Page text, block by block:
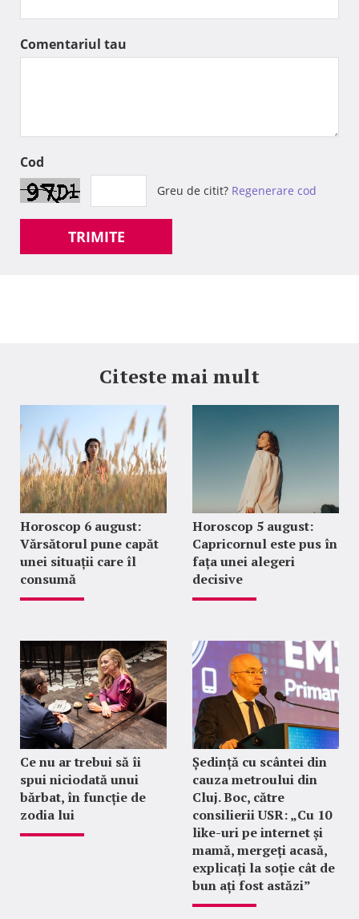
Comentariul tau
Cod
Greu de citit? Regenerare cod
TRIMITE
Citeste mai mult
Horoscop 6 august:
Vărsătorul pune capăt
unei situații care îl
consumă
Horoscop 5 august:
Capricornul este pus în
fața unei alegeri
decisive
Ce nu ar trebui să îi
spui niciodată unui
bărbat, în funcție de
zodia lui
Ședință cu scântei din
cauza metroului din
Cluj. Boc, către
consilierii USR: „Cu 10
like-uri pe internet și
mamă, mergeți acasă,
explicați la soție cât de
bun ați fost astăzi”